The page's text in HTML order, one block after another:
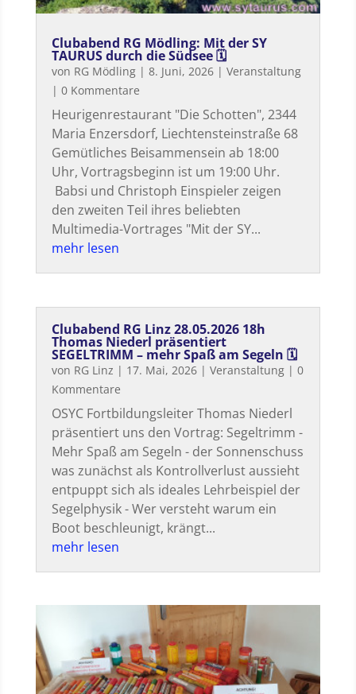
Clubabend RG Mödling: Mit der SY
TAURUS durch die Südsee 🗓
von RG Mödling| 8. Juni, 2026| Veranstaltung
| 0 Kommentare
Heurigenrestaurant "Die Schotten", 2344
Maria Enzersdorf, Liechtensteinstraße 68
Gemütliches Beisammensein ab 18:00
Uhr, Vortragsbeginn ist um 19:00 Uhr.
Babsi und Christoph Einspieler zeigen
den zweiten Teil ihres beliebten
Multimedia-Vortrages "Mit der SY...
mehr lesen
Clubabend RG Linz 28.05.2026 18h
Thomas Niederl präsentiert
SEGELTRIMM – mehr Spaß am Segeln 🗓
von RG Linz | 17. Mai, 2026| Veranstaltung| 0
Kommentare
OSYC Fortbildungsleiter Thomas Niederl
präsentiert uns den Vortrag: Segeltrimm -
Mehr Spaß am Segeln - der Sonnenschuss
was zunächst als Kontrollverlust aussieht
entpuppt sich als ideales Lehrbeispiel der
Segelphysik - Wer versteht warum ein
Boot beschleunigt, krängt...
mehr lesen